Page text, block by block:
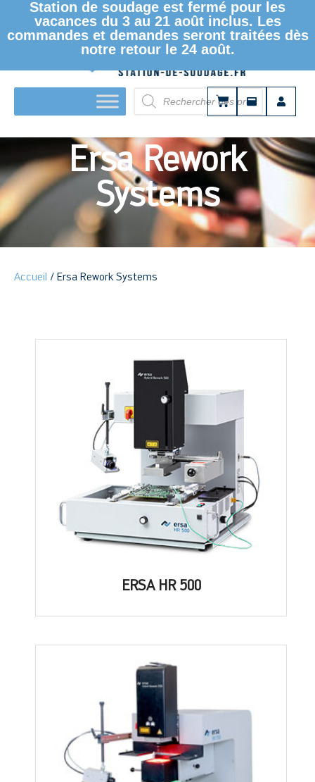
Station de soudage est fermé pour les
vacances du 3 au 21 août inclus. Les
commandes et demandes seront traitées dès
notre retour le 24 août.
Ersa Rework
Systems
Accueil / Ersa Rework Systems
ERSA HR 500